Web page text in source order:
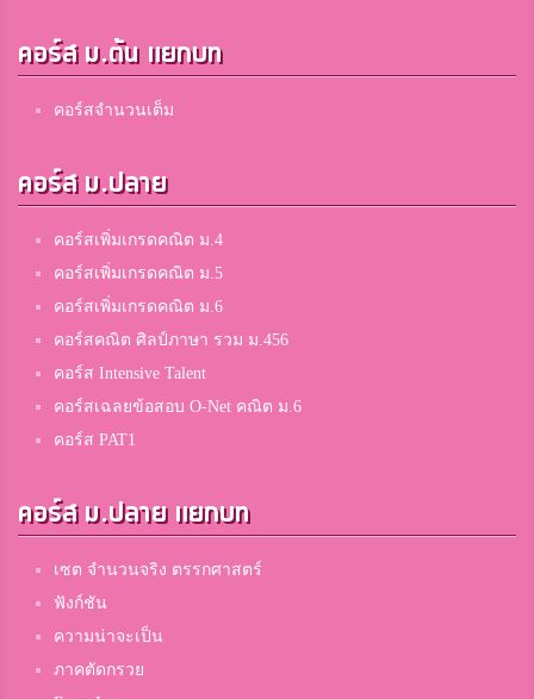
คอร์ส ม.ต้น แยกบท
คอร์สจำนวนเต็ม
คอร์ส ม.ปลาย
คอร์สเพิ่มเกรดคณิต ม.4
คอร์สเพิ่มเกรดคณิต ม.5
คอร์สเพิ่มเกรดคณิต ม.6
คอร์สคณิต ศิลป์ภาษา รวม ม.456
คอร์ส Intensive Talent
คอร์สเฉลยข้อสอบ O-Net คณิต ม.6
คอร์ส PAT1
คอร์ส ม.ปลาย แยกบท
เซต จำนวนจริง ตรรกศาสตร์
ฟังก์ชัน
ความน่าจะเป็น
ภาคตัดกรวย